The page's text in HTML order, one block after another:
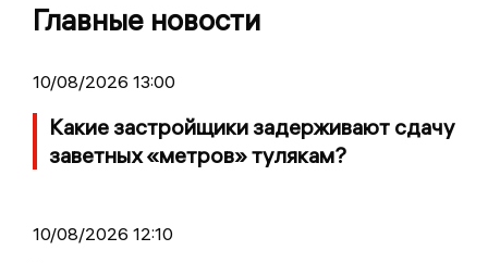
Главные новости
10/08/2026 13:00
Какие застройщики задерживают сдачу
заветных «метров» тулякам?
10/08/2026 12:10